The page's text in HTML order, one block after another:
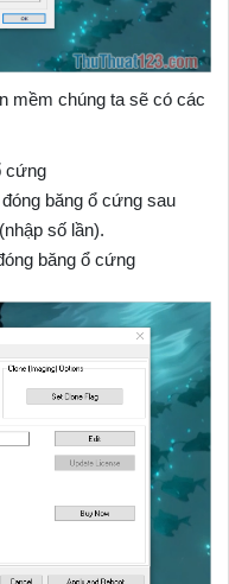
mềm chúng ta sẽ có các
cứng
đóng băng ổ cứng sau
số lần).
băng ổ cứng